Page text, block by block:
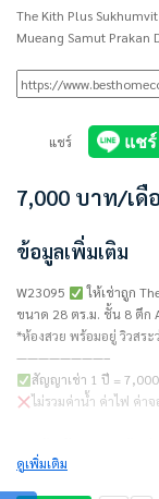
The Kith Plus
Mueang Samut Prakan
แชร์
7,000 บาท/เดื
ข้อมูลเพิ่มเติม
W23095
ให้เช่าถูก
ขนาด 28 ตร.ม. ชั้น 8 ตึก
*ห้องสวย พร้อมอยู่ วิวสร
————————–
สัญญาเช่า 1 ปี =
ไม่รวมค่าน้ำ ค่าไฟ ค่า
ชำระเงินก่อนเข้าอยู่
– ค่าเช่าเดือนแรก 1 เดือน
ดูเพิ่มเติม